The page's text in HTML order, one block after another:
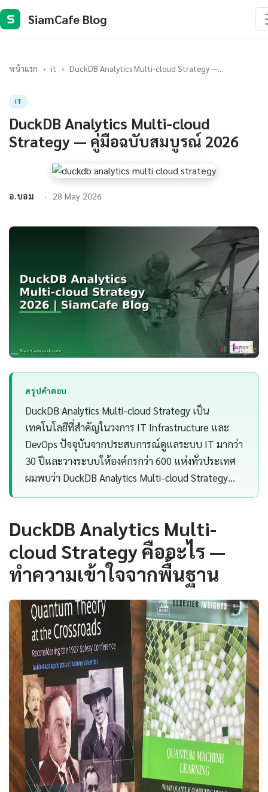
S SiamCafe Blog
หน้าแรก › it › DuckDB Analytics Multi-cloud Strategy —...
IT
DuckDB Analytics Multi-cloud
Strategy — คู่มือฉบับสมบูรณ์ 2026
อ.บอม 28 May 2026
สรุปคำตอบ
DuckDB Analytics Multi-cloud Strategy เป็น
เทคโนโลยีที่สำคัญในวงการ IT Infrastructure และ
DevOps ปัจจุบันจากประสบการณ์ดูแลระบบ IT มากว่า
30 ปีและวางระบบให้องค์กรกว่า 600 แห่งทั่วประเทศ
ผมพบว่า DuckDB Analytics Multi-cloud Strategy…
DuckDB Analytics Multi-
cloud Strategy คืออะไร —
ทำความเข้าใจจากพื้นฐาน